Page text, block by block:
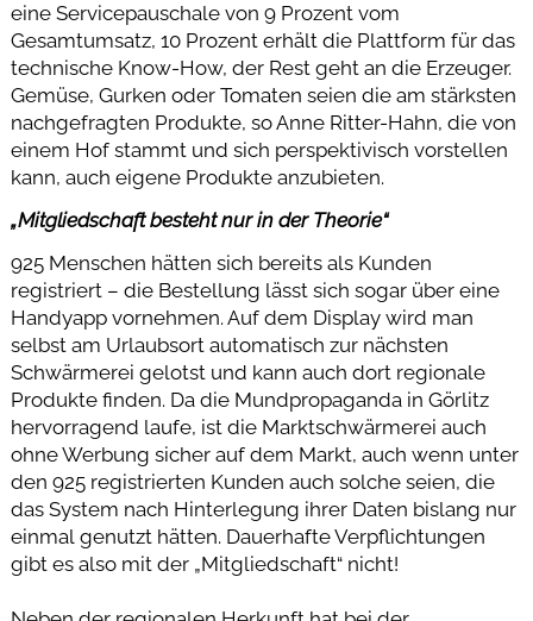
eine Servicepauschale von 9 Prozent vom
Gesamtumsatz, 10 Prozent erhält die Plattform für das
technische Know-How, der Rest geht an die Erzeuger.
Gemüse, Gurken oder Tomaten seien die am stärksten
nachgefragten Produkte, so Anne Ritter-Hahn, die von
einem Hof stammt und sich perspektivisch vorstellen
kann, auch eigene Produkte anzubieten.
„Mitgliedschaft besteht nur in der Theorie“
925 Menschen hätten sich bereits als Kunden
registriert – die Bestellung lässt sich sogar über eine
Handyapp vornehmen. Auf dem Display wird man
selbst am Urlaubsort automatisch zur nächsten
Schwärmerei gelotst und kann auch dort regionale
Produkte finden. Da die Mundpropaganda in Görlitz
hervorragend laufe, ist die Marktschwärmerei auch
ohne Werbung sicher auf dem Markt, auch wenn unter
den 925 registrierten Kunden auch solche seien, die
das System nach Hinterlegung ihrer Daten bislang nur
einmal genutzt hätten. Dauerhafte Verpflichtungen
gibt es also mit der „Mitgliedschaft“ nicht!